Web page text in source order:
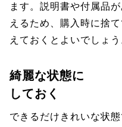
ます。説明書や付属品
えるため、購入時に捨
えておくとよいでしょう
綺麗な状態に
しておく
できるだけきれいな状